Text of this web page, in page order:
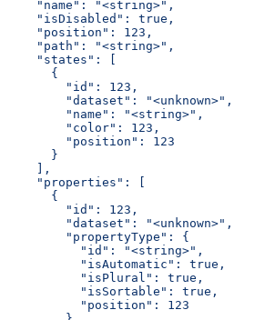
    "name": "<string>",
    "isDisabled": true,
    "position": 123,
    "path": "<string>",
    "states": [
      {
        "id": 123,
        "dataset": "<unknown>",
        "name": "<string>",
        "color": 123,
        "position": 123
      }
    ],
    "properties": [
      {
        "id": 123,
        "dataset": "<unknown>",
        "propertyType": {
          "id": "<string>",
          "isAutomatic": true,
          "isPlural": true,
          "isSortable": true,
          "position": 123